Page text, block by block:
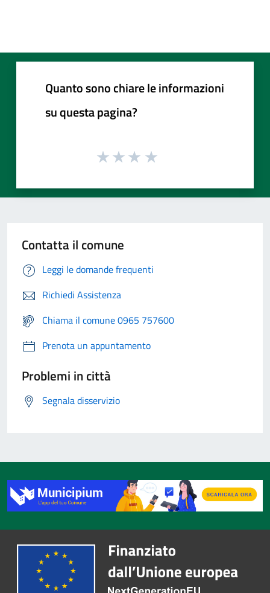
Quanto sono chiare le informazioni
su questa pagina?
Contatta il comune
Leggi le domande frequenti
Richiedi Assistenza
Chiama il comune 0965 757600
Prenota un appuntamento
Problemi in città
Segnala disservizio